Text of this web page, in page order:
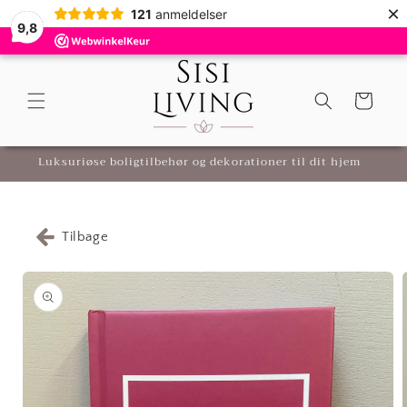
Anmeldelseroggarantier
Ægte iværksættere
Sikker online
9,8
121 anmeldelser ×
Gå til
indhold
Indkøbskurv
Luksuriøse boligtilbehør og dekorationer til dit hjem
Tilbage
til